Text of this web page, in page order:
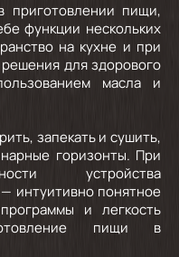
приготовлении пищи,
функции нескольких
на кухне и при
для здорового
масла и
запекать и сушить,
горизонты. При
устройства
интуитивно понятное
и легкость
пищи в